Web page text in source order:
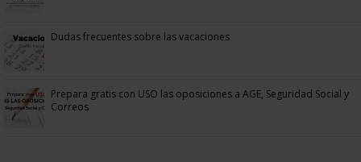
Dudas frecuentes sobre las vacaciones
Prepara gratis con USO las oposiciones a AGE, Seguridad Social y
Correos